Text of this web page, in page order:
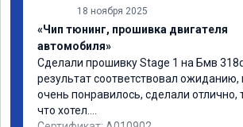
18 ноября 2025
«Чип тюнинг, прошивка двигателя
автомобиля»
Сделали прошивку Stage 1 на Бмв
результат соответствовал ожиданию,
очень понравилось, сделали отлично,
что хотел.